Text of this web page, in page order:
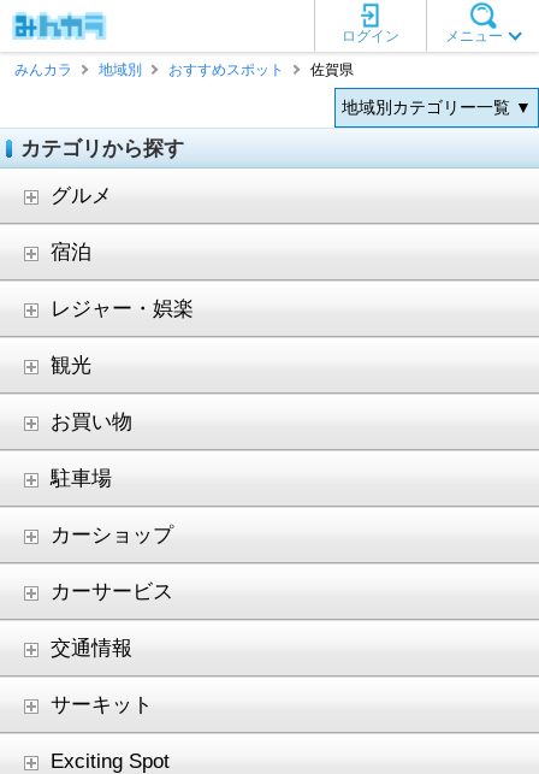
メニュー
ログイン
みんカラ
地域別 おすすめスポット 佐賀県
地域別カテゴリー一覧 ▼
カテゴリから探す
グルメ
宿泊
レジャー・娯楽
観光
お買い物
駐車場
カーショップ
カーサービス
交通情報
サーキット
Exciting Spot